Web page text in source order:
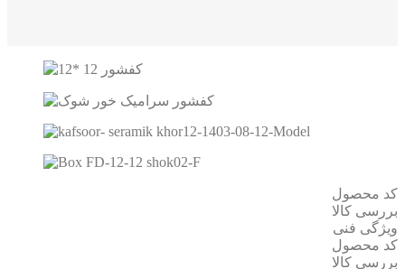
کد محصول
بررسی کالا
ویژگی فنی
کد محصول
بررسی کالا